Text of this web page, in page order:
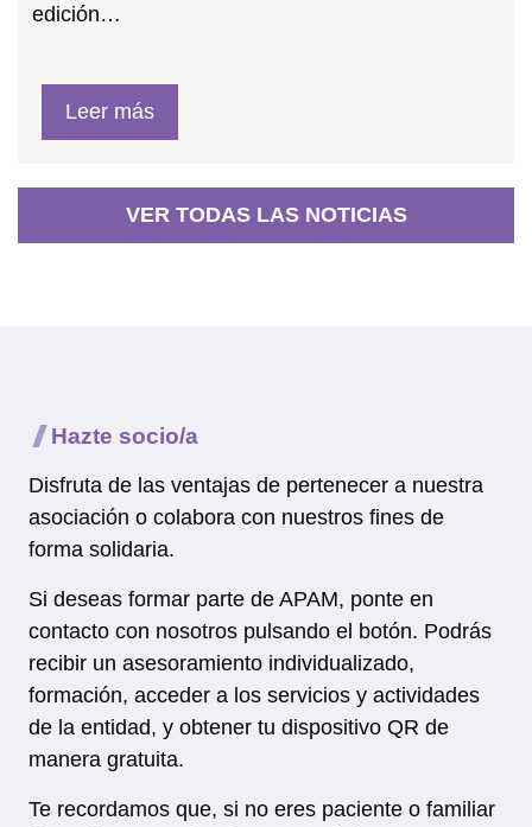
edición…
Leer más
VER TODAS LAS NOTICIAS
Hazte socio/a
Disfruta de las ventajas de pertenecer a nuestra
asociación o colabora con nuestros fines de
forma solidaria.
Si deseas formar parte de APAM, ponte en
contacto con nosotros pulsando el botón. Podrás
recibir un asesoramiento individualizado,
formación, acceder a los servicios y actividades
de la entidad, y obtener tu dispositivo QR de
manera gratuita.
Te recordamos que, si no eres paciente o familiar